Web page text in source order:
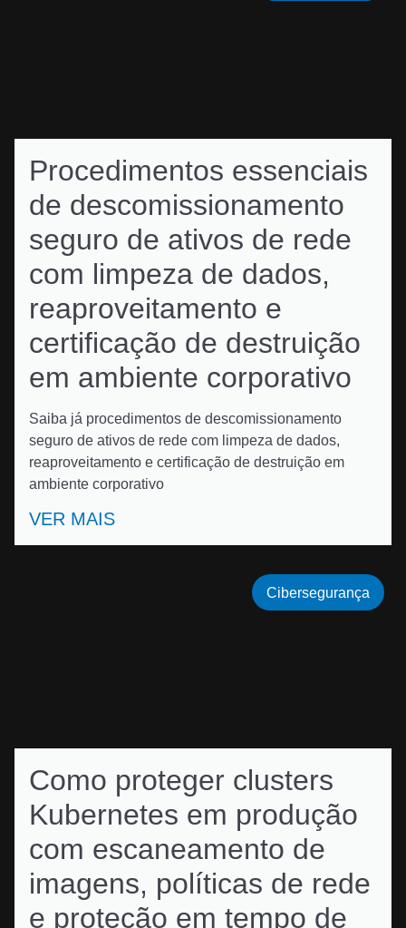
Procedimentos essenciais
de descomissionamento
seguro de ativos de rede
com limpeza de dados,
reaproveitamento e
certificação de destruição
em ambiente corporativo
Saiba já procedimentos de descomissionamento
seguro de ativos de rede com limpeza de dados,
reaproveitamento e certificação de destruição em
ambiente corporativo
VER MAIS
Como proteger clusters
Kubernetes em produção
com escaneamento de
imagens, políticas de rede
e proteção em tempo de
Cibersegurança